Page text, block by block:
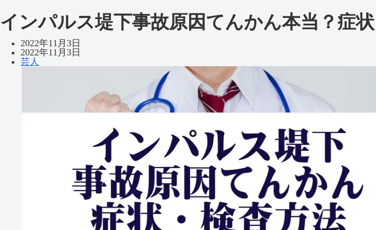
インパルス堤下事故原因てんかん本当？症
2022年11月3日
2022年11月3日
芸人